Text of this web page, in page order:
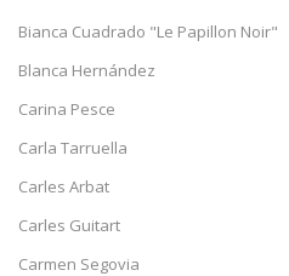
Bianca Cuadrado "Le Papillon Noir"
Blanca Hernández
Carina Pesce
Carla Tarruella
Carles Arbat
Carles Guitart
Carmen Segovia